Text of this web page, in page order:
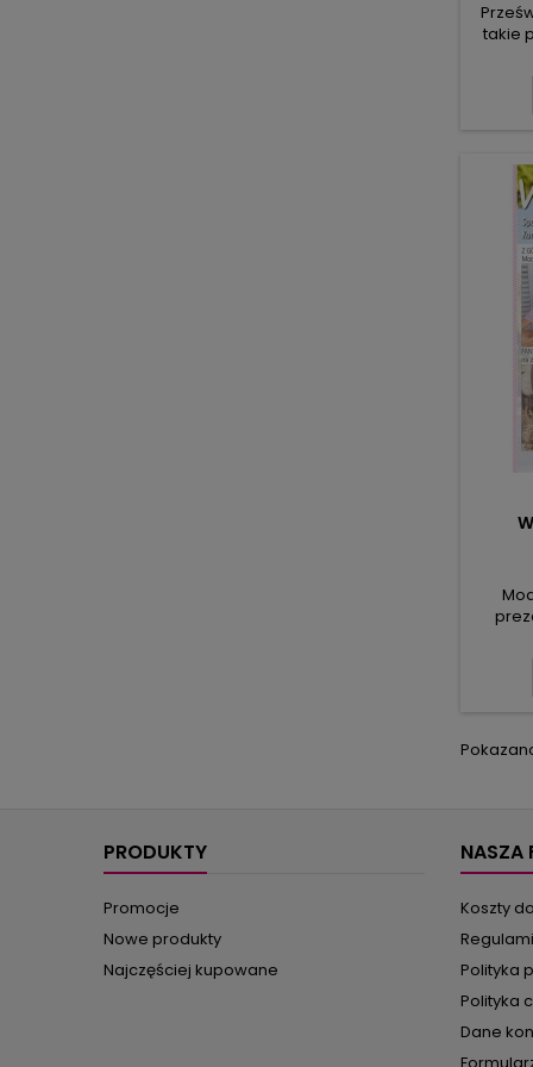
takie
PRODUKTY
Promocje
Nowe produkty
Najczęściej kupowane
NASZA
Koszty
Polityka
Polityka
Dane